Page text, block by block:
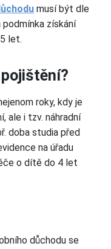
musí být dle
získání
let.
roky, kdy je
ale i tzv. náhradní
doba studia před
na úřadu
o dítě do 4 let
důchodu se